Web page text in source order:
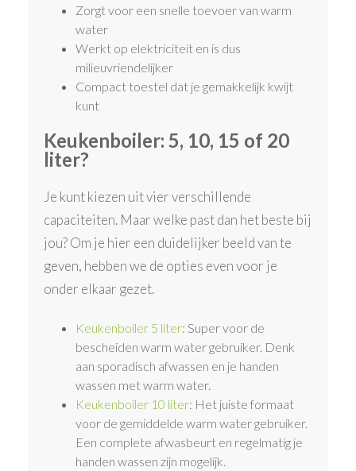
Zorgt voor een snelle toevoer van warm
water
Werkt op elektriciteit en is dus
milieuvriendelijker
Compact toestel dat je gemakkelijk kwijt
kunt
Keukenboiler: 5, 10, 15 of 20
liter?
Je kunt kiezen uit vier verschillende
capaciteiten. Maar welke past dan het beste bij
jou? Om je hier een duidelijker beeld van te
geven, hebben we de opties even voor je
onder elkaar gezet.
Keukenboiler 5 liter: Super voor de
bescheiden warm water gebruiker. Denk
aan sporadisch afwassen en je handen
wassen met warm water.
Keukenboiler 10 liter: Het juiste formaat
voor de gemiddelde warm water gebruiker.
Een complete afwasbeurt en regelmatig je
handen wassen zijn mogelijk.